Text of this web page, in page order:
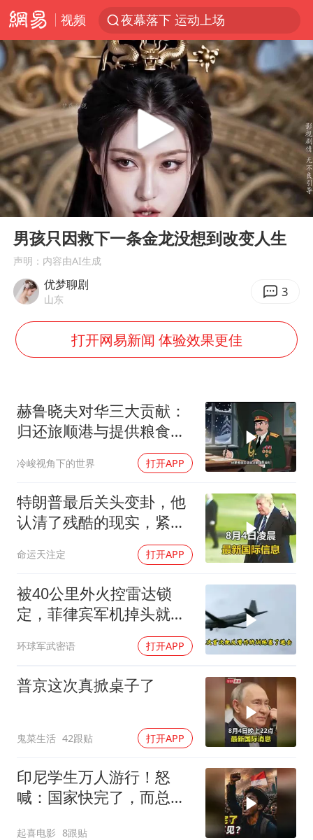
视频
夜幕落下 运动上场
美国将对多晶硅衍生品加征15%关税
泰交通部副部长回应中国人遭歧视手势
改名后的“青海拉面”店
勒沃库森U17主帅盛赞赵松源
台军“汉光秀”开场闹剧多
段绚竞因公牺牲 年仅44岁
1岁宝宝碰坏纸巾盒 宝妈被索赔924元
女子开一天一夜空调后二氧化碳中毒
“空调24小时开着更省电”不实
男子结婚8年3个女儿均非亲生
公司“上四休三”但要降薪1000元
47岁妈妈突然产女 26岁女儿：很震惊
如何把百年大党建设得更加坚强有力？
Play
00:00 02:50
男孩只因救下一条金龙没想到改变人生
声明：内容由AI生成
优梦聊剧
山东 3
打开网易新闻 体验效果更佳
赫鲁晓夫对华三大贡献：
归还旅顺港与提供粮食援
冷峻视角下的世界 打开APP
特朗普最后关头变卦，他
认清了残酷的现实，紧急
命运天注定 打开APP
被40公里外火控雷达锁
定，菲律宾军机掉头就
跑，欧盟1500万也救不了
场
环球军武密语 打开APP
普京这次真掀桌子了
鬼菜生活 42跟贴 打开APP
印尼学生万人游行！怒
喊：国家快完了，而总统
起喜电影 8跟贴